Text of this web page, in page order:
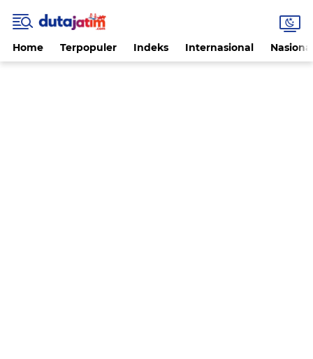
Home Terpopuler Indeks Internasional